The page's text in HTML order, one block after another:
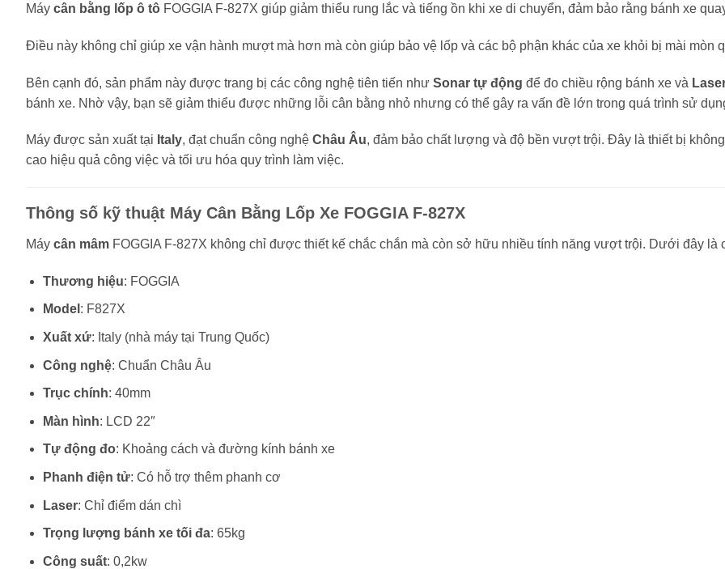
Máy cân bằng lốp ô tô FOGGIA F-827X giúp giảm thiểu rung lắc và tiếng ồn khi xe di chuyển, đảm bảo rằng bánh xe
Điều này không chỉ giúp xe vận hành mượt mà hơn mà còn giúp bảo vệ lốp và các bộ phận khác của xe khỏi bị mài mòn
Bên cạnh đó, sản phẩm này được trang bị các công nghệ tiên tiến như Sonar tự động để đo chiều rộng bánh xe và
bánh xe. Nhờ vậy, bạn sẽ giảm thiểu được những lỗi cân bằng nhỏ nhưng có thể gây ra vấn đề lớn trong quá trình sử
Máy được sản xuất tại Italy, đạt chuẩn công nghệ Châu Âu, đảm bảo chất lượng và độ bền vượt trội. Đây là thiết bị
cao hiệu quả công việc và tối ưu hóa quy trình làm việc.
Thông số kỹ thuật Máy Cân Bằng Lốp Xe FOGGIA F-827X
Máy cân mâm FOGGIA F-827X không chỉ được thiết kế chắc chắn mà còn sở hữu nhiều tính năng vượt trội. Dưới đây là
Thương hiệu: FOGGIA
Model : F827X
Xuất xứ: Italy (nhà máy tại Trung Quốc)
Công nghệ: Chuẩn Châu Âu
Trục chính: 40mm
Màn hình: LCD 22″
Tự động đo: Khoảng cách và đường kính bánh xe
Phanh điện tử: Có hỗ trợ thêm phanh cơ
Laser: Chỉ điểm dán chì
Trọng lượng bánh xe tối đa: 65kg
Công suất: 0,2kw